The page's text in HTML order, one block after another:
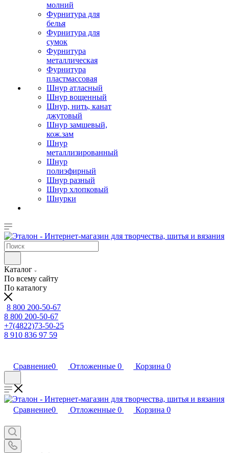
молний
Фурнитура для
белья
Фурнитура для
сумок
Фурнитура
металлическая
Фурнитура
пластмассовая
Шнур атласный
Шнур вощенный
Шнур, нить, канат
джутовый
Шнур замшевый,
кож.зам
Шнур
металлизированный
Шнур
полиэфирный
Шнур разный
Шнур хлопковый
Шнурки
Каталог
По всему сайту
По каталогу
8 800 200-50-67
8 800 200-50-67
+7(4822)73-50-25
8 910 836 97 59
Сравнение0 Отложенные 0 Корзина 0
Сравнение0 Отложенные 0 Корзина 0